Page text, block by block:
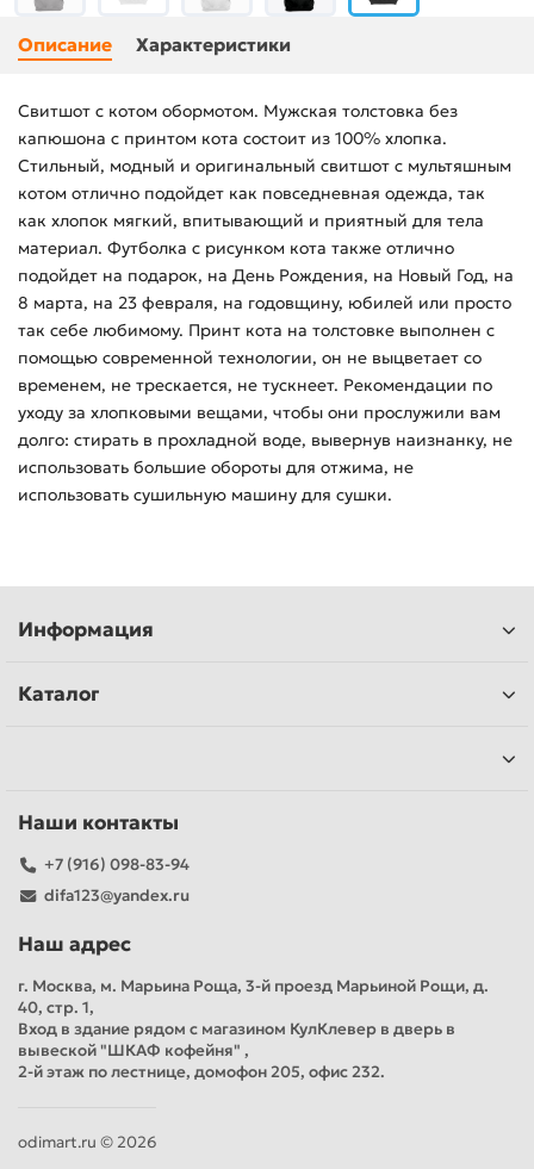
Описание Характеристики
Свитшот с котом обормотом. Мужская толстовка без
капюшона с принтом кота состоит из 100% хлопка.
Стильный, модный и оригинальный свитшот с мультяшным
котом отлично подойдет как повседневная одежда, так
как хлопок мягкий, впитывающий и приятный для тела
материал. Футболка с рисунком кота также отлично
подойдет на подарок, на День Рождения, на Новый Год, на
8 марта, на 23 февраля, на годовщину, юбилей или просто
так себе любимому. Принт кота на толстовке выполнен с
помощью современной технологии, он не выцветает со
временем, не трескается, не тускнеет. Рекомендации по
уходу за хлопковыми вещами, чтобы они прослужили вам
долго: стирать в прохладной воде, вывернув наизнанку, не
использовать большие обороты для отжима, не
использовать сушильную машину для сушки.
Информация
Каталог
Наши контакты
+7 (916) 098-83-94
difa123@yandex.ru
Наш адрес
г. Москва, м. Марьина Роща, 3-й проезд Марьиной Рощи, д.
40, стр. 1,
Вход в здание рядом с магазином КулКлевер в дверь в
вывеской "ШКАФ кофейня" ,
2-й этаж по лестнице, домофон 205, офис 232.
odimart.ru © 2026